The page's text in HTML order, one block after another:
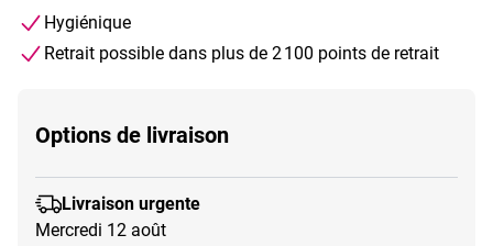
Hygiénique
Retrait possible dans plus de 2 100 points de retrait
Options de livraison
Livraison urgente
Mercredi 12 août